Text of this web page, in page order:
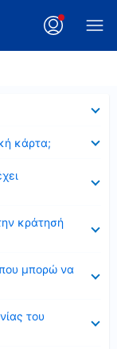
κάρτα;
κράτησή
μπορώ να
του